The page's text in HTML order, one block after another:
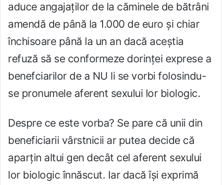
aduce angajaților de la căminele de bătrâni
amendă de până la 1.000 de euro și chiar
închisoare până la un an dacă aceștia
refuză să se conformeze dorinței exprese a
benefciarilor de a NU li se vorbi folosindu-
se pronumele aferent sexului lor biologic.
Despre ce este vorba? Se pare că unii din
beneficiarii vârstnicii ar putea decide că
aparțin altui gen decât cel aferent sexului
lor biologic înnăscut. Iar dacă își exprimă